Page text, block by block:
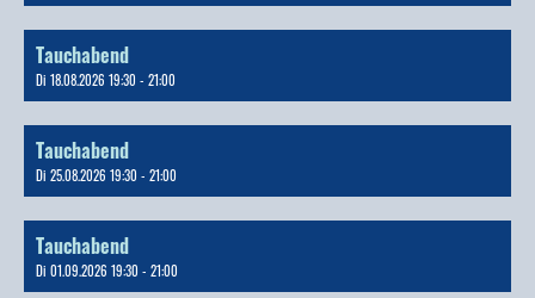
Tauchabend
Di 18.08.2026 19:30 - 21:00
Tauchabend
Di 25.08.2026 19:30 - 21:00
Tauchabend
Di 01.09.2026 19:30 - 21:00